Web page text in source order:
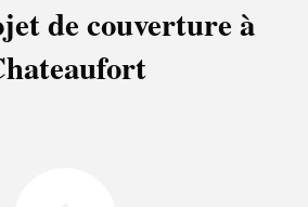
de couverture à